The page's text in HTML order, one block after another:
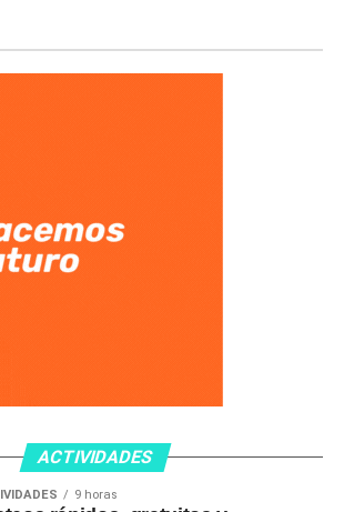
ACTIVIDADES
9 horas